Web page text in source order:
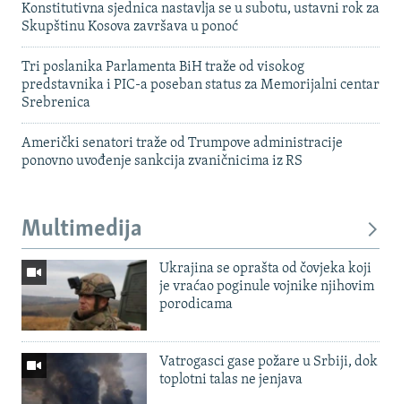
Konstitutivna sjednica nastavlja se u subotu, ustavni rok za
Skupštinu Kosova završava u ponoć
Tri poslanika Parlamenta BiH traže od visokog
predstavnika i PIC-a poseban status za Memorijalni centar
Srebrenica
Američki senatori traže od Trumpove administracije
ponovno uvođenje sankcija zvaničnicima iz RS
Multimedija
Ukrajina se oprašta od čovjeka koji
je vraćao poginule vojnike njihovim
porodicama
Vatrogasci gase požare u Srbiji, dok
toplotni talas ne jenjava